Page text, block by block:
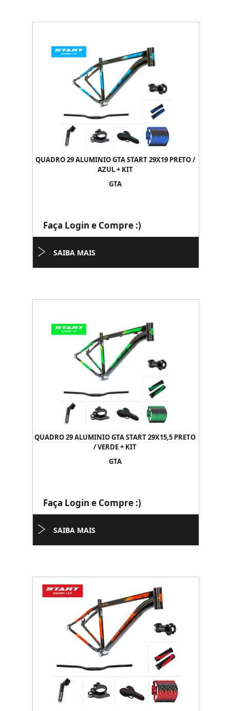
QUADRO 29 ALUMINIO GTA START 29X19 PRETO /
AZUL + KIT
GTA
Faça Login e Compre :)
SAIBA MAIS
QUADRO 29 ALUMINIO GTA START 29X15,5 PRETO
/ VERDE + KIT
GTA
Faça Login e Compre :)
SAIBA MAIS